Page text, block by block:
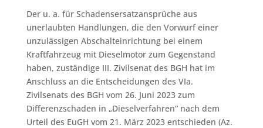
Der u. a. für Schadensersatzansprüche aus
unerlaubten Handlungen, die den Vorwurf einer
unzulässigen Abschalteinrichtung bei einem
Kraftfahrzeug mit Dieselmotor zum Gegenstand
haben, zuständige III. Zivilsenat des BGH hat im
Anschluss an die Entscheidungen des VIa.
Zivilsenats des BGH vom 26. Juni 2023 zum
Differenzschaden in „Dieselverfahren“ nach dem
Urteil des EuGH vom 21. März 2023 entschieden (Az.